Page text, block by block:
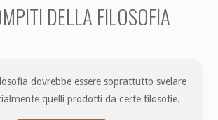
DELLA FILOSOFIA
dovrebbe essere soprattutto svelare
quelli prodotti da certe filosofie.